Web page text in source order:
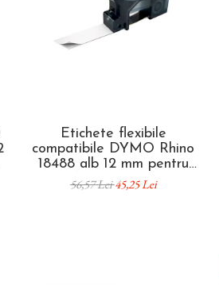
Etichete flexibile
compatibile DYMO Rhino
18488 alb 12 mm pentru
identificarea cablurilor și
fibrei optice prin înfășurare
56,57 Lei45,25 Lei